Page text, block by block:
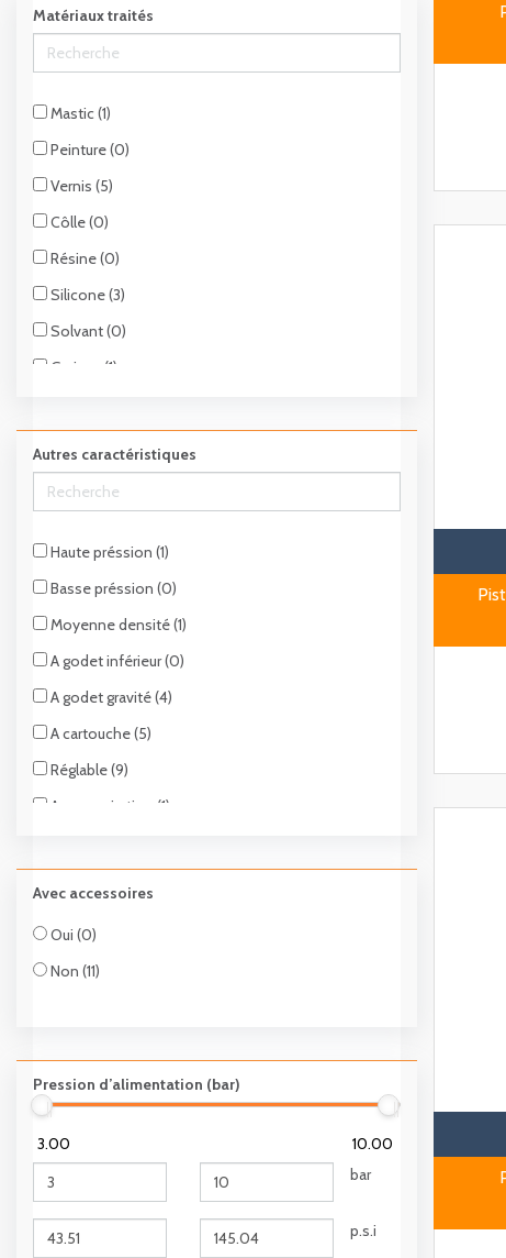
Matériaux traités
Mastic (1)
Peinture (0)
Vernis (5)
Côlle (0)
Résine (0)
Silicone (3)
Solvant (0)
Graisse (1)
Autres caractéristiques
Haute préssion (1)
Basse préssion (0)
Moyenne densité (1)
A godet inférieur (0)
A godet gravité (4)
A cartouche (5)
Réglable (9)
Avec aspiration (1)
Avec accessoires
Oui (0)
Non (11)
Pression d’alimentation (bar)
3.00
10.00
bar
p.s.i